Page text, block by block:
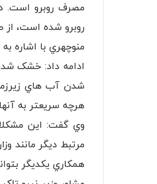
مصرف روبرو است.
روبرو شده است، از
منوچهري با اشاره
ادامه داد: خشک
شدن آب هاي
هرچه سريعتر به
وي گفت: اين
مرتبط ديگر مانند
همكاري يكديگر